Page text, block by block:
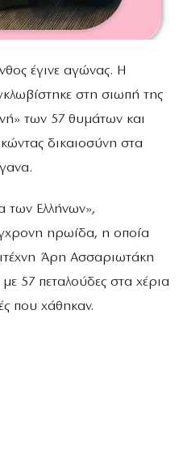
έγινε αγώνας. Η
στη σιωπή της
των 57 θυμάτων και
δικαιοσύνη στα
των Ελλήνων»,
ηρωίδα, η οποία
Άρη Ασσαριωτάκη
57 πεταλούδες στα χέρια
που χάθηκαν.